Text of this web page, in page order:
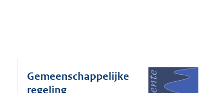
Gemeenschappelijke
regeling